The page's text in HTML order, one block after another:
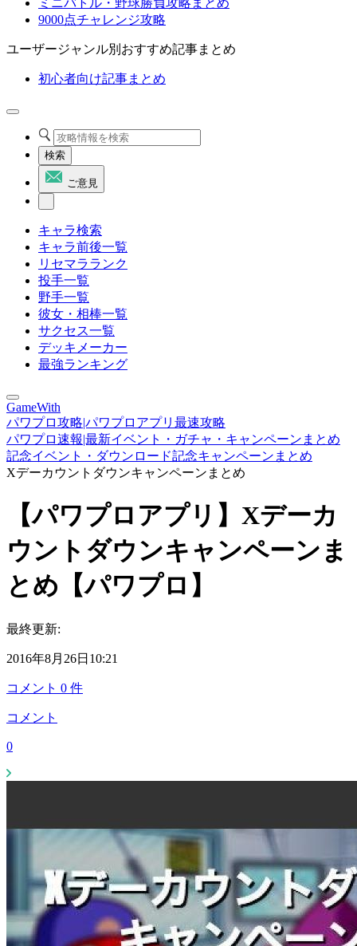
ミニバトル・野球勝負攻略まとめ
9000点チャレンジ攻略
ユーザージャンル別おすすめ記事まとめ
初心者向け記事まとめ
検索
ご意見
キャラ検索
キャラ前後一覧
リセマラランク
投手一覧
野手一覧
彼女・相棒一覧
サクセス一覧
デッキメーカー
最強ランキング
GameWith
パワプロ攻略|パワプロアプリ最速攻略
パワプロ速報|最新イベント・ガチャ・キャンペーンまとめ
記念イベント・ダウンロード記念キャンペーンまとめ
Xデーカウントダウンキャンペーンまとめ
【パワプロアプリ】Xデーカ
ウントダウンキャンペーンま
とめ【パワプロ】
最終更新:
2016年8月26日10:21
コメント 0 件
コメント
0